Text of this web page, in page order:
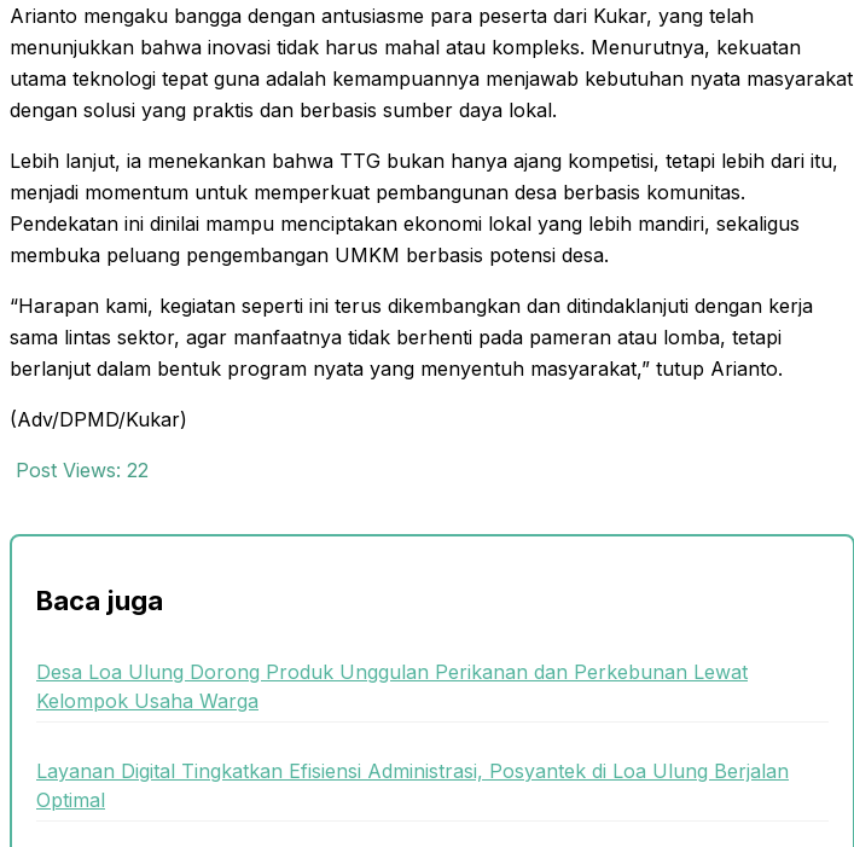
Arianto mengaku bangga dengan antusiasme para peserta dari Kukar, yang telah
menunjukkan bahwa inovasi tidak harus mahal atau kompleks. Menurutnya, kekuatan
utama teknologi tepat guna adalah kemampuannya menjawab kebutuhan nyata masyarakat
dengan solusi yang praktis dan berbasis sumber daya lokal.
Lebih lanjut, ia menekankan bahwa TTG bukan hanya ajang kompetisi, tetapi lebih dari itu,
menjadi momentum untuk memperkuat pembangunan desa berbasis komunitas.
Pendekatan ini dinilai mampu menciptakan ekonomi lokal yang lebih mandiri, sekaligus
membuka peluang pengembangan UMKM berbasis potensi desa.
“Harapan kami, kegiatan seperti ini terus dikembangkan dan ditindaklanjuti dengan kerja
sama lintas sektor, agar manfaatnya tidak berhenti pada pameran atau lomba, tetapi
berlanjut dalam bentuk program nyata yang menyentuh masyarakat,” tutup Arianto.
(Adv/DPMD/Kukar)
Post Views: 22
Baca juga
Desa Loa Ulung Dorong Produk Unggulan Perikanan dan Perkebunan Lewat
Kelompok Usaha Warga
Layanan Digital Tingkatkan Efisiensi Administrasi, Posyantek di Loa Ulung Berjalan
Optimal